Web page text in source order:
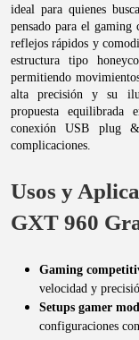
ideal para quienes
pensado para el
reflejos rápidos y
estructura tipo
permitiendo
alta precisión y su
propuesta equilibrada
conexión USB plug
complicaciones.
Usos y
GXT 960
Gaming
velocidad y
Setups gamer
configuraciones